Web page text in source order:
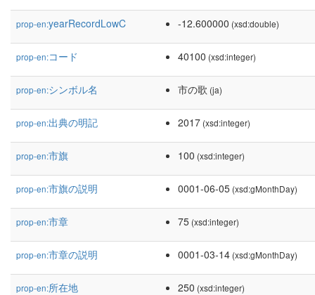
prop-en:yearRecordLowC -12.600000 (xsd:double)
prop-en:コード 40100 (xsd:integer)
prop-en:シンボル名 市の歌 (ja)
prop-en:出典の明記 2017 (xsd:integer)
prop-en:市旗 100 (xsd:integer)
prop-en:市旗の説明 0001-06-05 (xsd:gMonthDay)
prop-en:市章 75 (xsd:integer)
prop-en:市章の説明 0001-03-14 (xsd:gMonthDay)
prop-en:所在地 250 (xsd:integer)